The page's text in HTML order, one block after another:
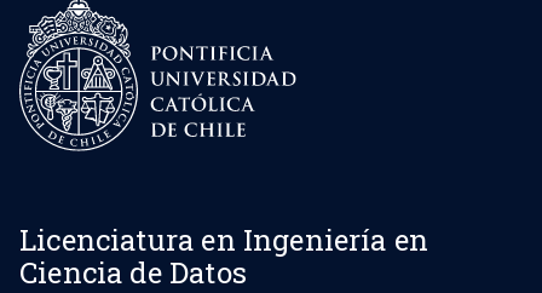
Licenciatura en Ingeniería en
Ciencia de Datos